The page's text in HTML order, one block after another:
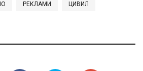
РЕКЛАМИ ЦИВИЛ